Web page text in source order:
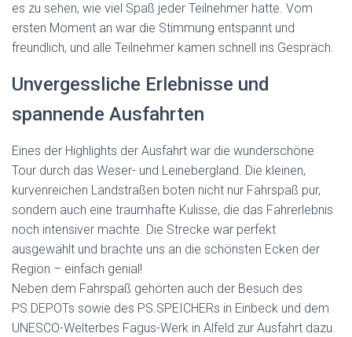
es zu sehen, wie viel Spaß jeder Teilnehmer hatte. Vom
ersten Moment an war die Stimmung entspannt und
freundlich, und alle Teilnehmer kamen schnell ins Gespräch.
Unvergessliche Erlebnisse und
spannende Ausfahrten
Eines der Highlights der Ausfahrt war die wunderschöne
Tour durch das Weser- und Leinebergland. Die kleinen,
kurvenreichen Landstraßen boten nicht nur Fahrspaß pur,
sondern auch eine traumhafte Kulisse, die das Fahrerlebnis
noch intensiver machte. Die Strecke war perfekt
ausgewählt und brachte uns an die schönsten Ecken der
Region – einfach genial!
Neben dem Fahrspaß gehörten auch der Besuch des
PS.DEPOTs sowie des PS.SPEICHERs in Einbeck und dem
UNESCO-Welterbes Fagus-Werk in Alfeld zur Ausfahrt dazu.